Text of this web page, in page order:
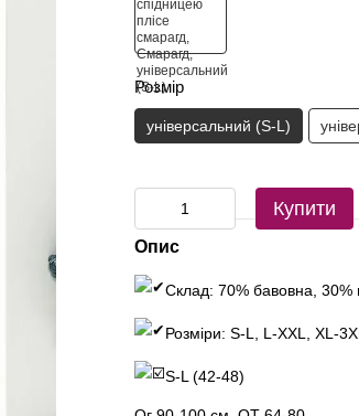
Розмір
універсальний (S-L)
Купити
Опис
Склад: 70% бавовна, 30%
Розміри: S-L, L-XXL, XL-
S-L (42-48)